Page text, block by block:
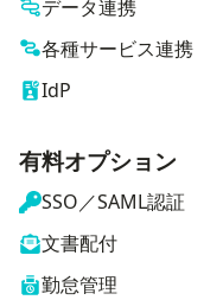
データ連携
各種サービス連携
IdP
有料オプション
SSO／SAML認証
文書配付
勤怠管理